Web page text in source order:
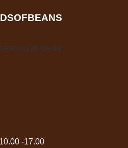
af medie
-17.00